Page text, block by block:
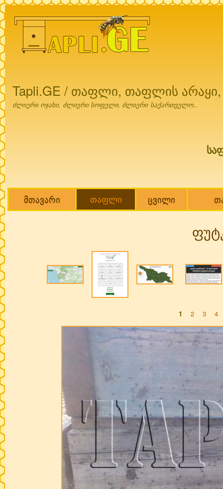
Tapli.GE / თაფლი, თაფლის
ძლიერი ოჯახი, ძლიერი სოფელი, ძლიერი საქართველო...
Main menu
მთავარი თაფლი ცვილი
Pages
1 2 3 4